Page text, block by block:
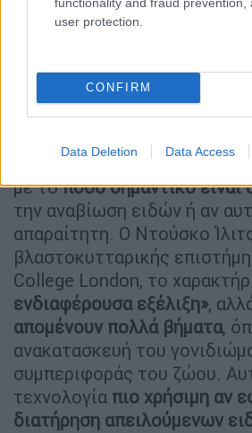
user protection.
CONFIRM
Data Deletion Data Access
Τζόνσον, ειδικός στην
στο Πανεπιστήμιο του
να υπάρξει δημοσιευμένη
μπορούσα εξίσου να κάνω
εμφανίζονται
με τοπόσο σημαντικό είναι
την αναβίωση ειδών ή αν
απαραίτητη. Ο Ντούσκο
βλαστοκυτταρικής
College London, το
ενδιαφέρουσα εξέλιξη»,
απομένουν πολλά βήματα,
ανακατασκευή του
συμπεριφοράς του ζώου.
τεχνολογία πιο χρήσιμη αν
διατήρηση απειλούμενων